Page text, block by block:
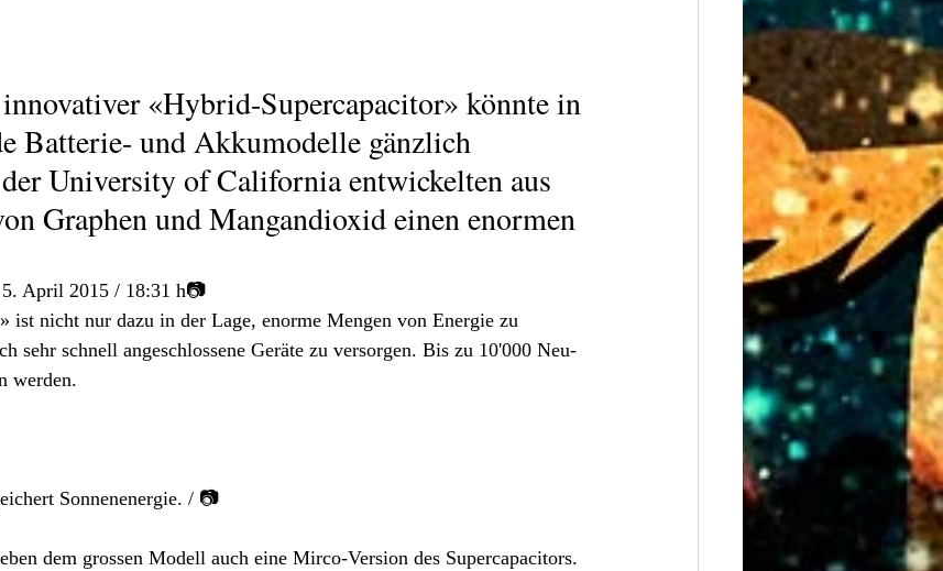
«Hybrid-Supercapacitor» könnte in
Batterie- und Akkumodelle gänzlich
University of California entwickelten aus
Graphen und Mangandioxid einen enormen
April 2015 / 18:31 h📷
ist nicht nur dazu in der Lage, enorme Mengen von Energie zu
sehr schnell angeschlossene Geräte zu versorgen. Bis zu 10'000 Neu-
werden.
Sonnenenergie. / 📷
dem grossen Modell auch eine Mirco-Version des Supercapacitors.